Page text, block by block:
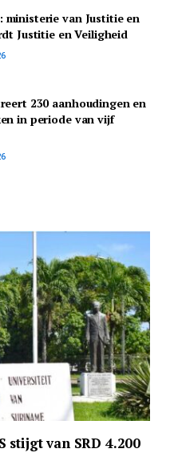
van Justitie en
Justitie en Veiligheid
230 aanhoudingen en
in periode van vijf
stijgt van SRD 4.200